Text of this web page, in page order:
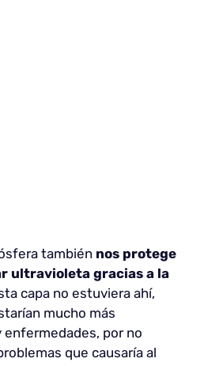
también nos protege
ultravioleta gracias a la
capa no estuviera ahí,
mucho más
por no
que causaría al